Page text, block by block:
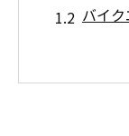
バイ
セル